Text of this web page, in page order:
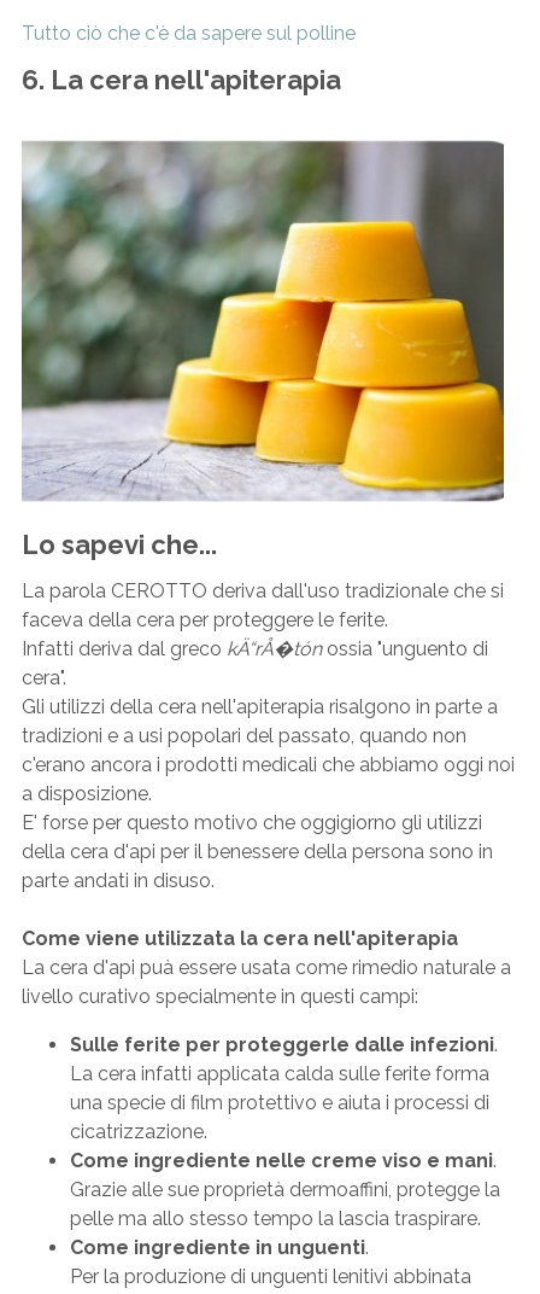
Tutto ciò che c'è da sapere sul polline
6. La cera nell'apiterapia
Lo sapevi che...
La parola CEROTTO deriva dall'uso tradizionale che si
faceva della cera per proteggere le ferite.
Infatti deriva dal greco kÄ“rÅ�tónossia "unguento di
cera".
Gli utilizzi della cera nell'apiterapia risalgono in parte a
tradizioni e a usi popolari del passato, quando non
c'erano ancora i prodotti medicali che abbiamo oggi noi
a disposizione.
E' forse per questo motivo che oggigiorno gli utilizzi
della cera d'api per il benessere della persona sono in
parte andati in disuso.
Come viene utilizzata la cera nell'apiterapia
La cera d'api puà essere usata come rimedio naturale a
livello curativo specialmente in questi campi:
Sulle ferite per proteggerle dalle infezioni.
La cera infatti applicata calda sulle ferite forma
una specie di film protettivo e aiuta i processi di
cicatrizzazione.
Come ingrediente nelle creme viso e mani.
Grazie alle sue proprietà dermoaffini, protegge la
pelle ma allo stesso tempo la lascia traspirare.
Come ingrediente in unguenti.
Per la produzione di unguenti lenitivi abbinata